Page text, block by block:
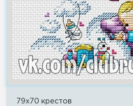
79x70 крестов